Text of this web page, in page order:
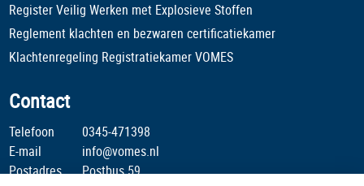
Register Veilig Werken met Explosieve Stoffen
Reglement klachten en bezwaren certificatiekamer
Klachtenregeling Registratiekamer VOMES
Contact
Telefoon
0345-471398
E-mail
info@vomes.nl
Postadres
Postbus 59